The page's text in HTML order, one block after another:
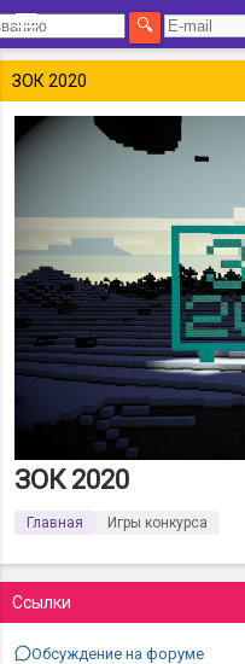
ЗОК 2020
ЗОК 2020
Главная Игры конкурса
Ссылки
Обсуждение на форуме